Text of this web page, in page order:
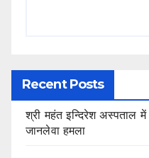
Recent Posts
श्री महंत इन्दिरेश अस्पताल
जानलेवा हमला